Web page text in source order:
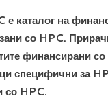
каталог на
со HPC.
финансирани
специфични за
со HPC.